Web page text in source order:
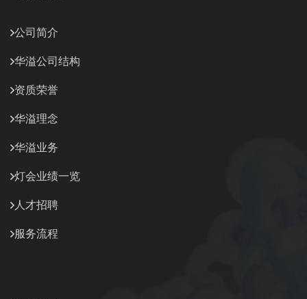
公司简介
华溢公司结构
资质荣誉
华溢理念
华溢业务
灯会业绩一览
人才招聘
服务流程